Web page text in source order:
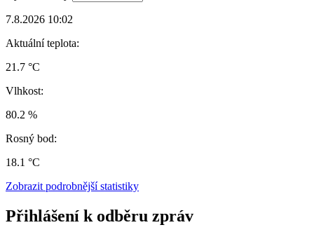
7.8.2026 10:02
Aktuální teplota:
21.7 °C
Vlhkost:
80.2 %
Rosný bod:
18.1 °C
Zobrazit podrobnější statistiky
Přihlášení k odběru zpráv